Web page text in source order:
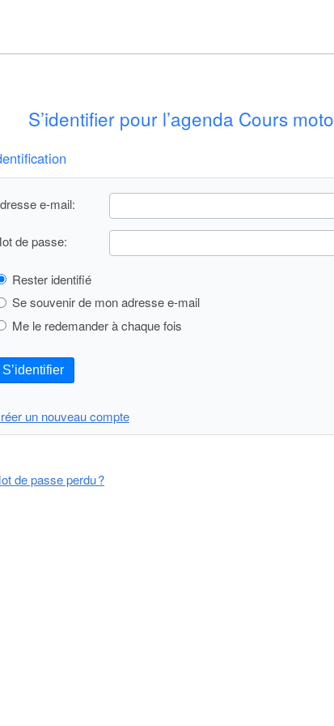
S’identifier pour l’agenda Cours moto
e-mail:
de passe:
Rester identifié
Se souvenir de mon adresse e-mail
Me le redemander à chaque fois
S’identifier
un nouveau compte
de passe perdu ?